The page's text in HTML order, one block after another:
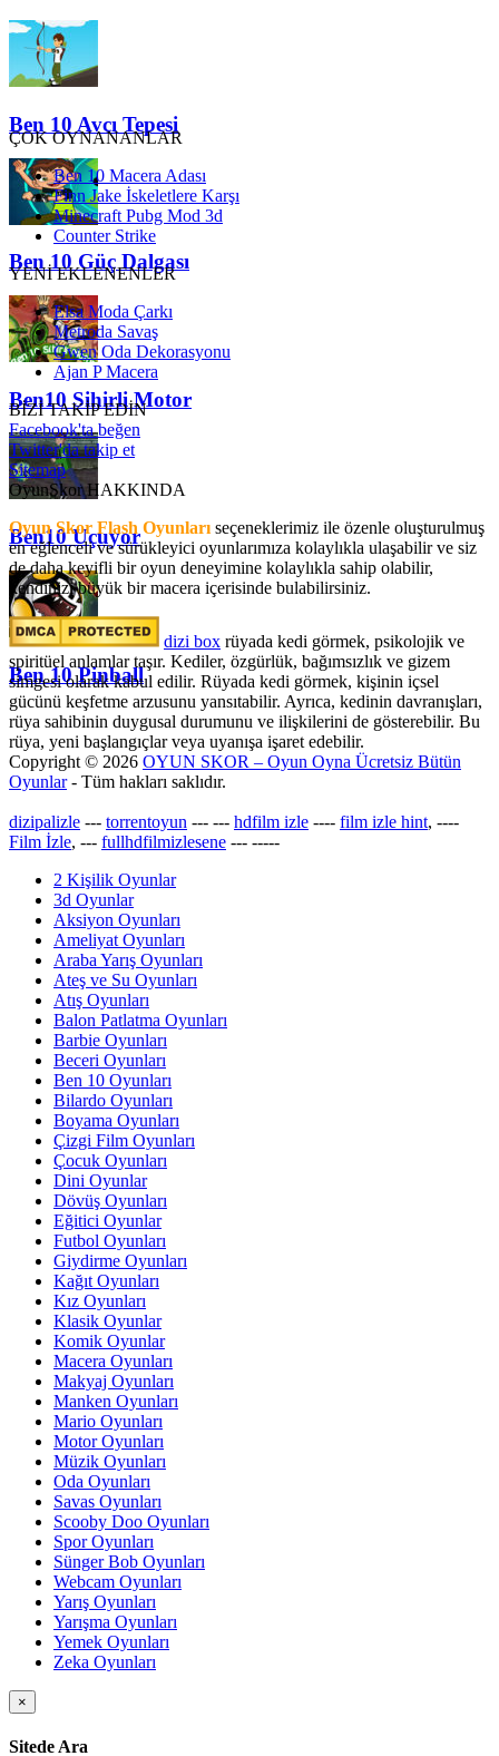
Ben 10 Avcı Tepesi
Ben 10 Güç Dalgası
Ben10 Sihirli Motor
Ben10 Uçuyor
Ben 10 Pinball
ÇOK OYNANANLAR
Ben 10 Macera Adası
Finn Jake İskeletlere Karşı
Minecraft Pubg Mod 3d
Counter Strike
YENİ EKLENENLER
Elsa Moda Çarkı
Metroda Savaş
Gwen Oda Dekorasyonu
Ajan P Macera
BİZİ TAKİP EDİN
Facebook'ta beğen
Twitter'da takip et
Sitemap
OyunSkor HAKKINDA
Oyun Skor Flash Oyunları seçeneklerimiz ile özenle oluşturulmuş
en eğlenceli ve sürükleyici oyunlarımıza kolaylıkla ulaşabilir ve siz
de daha keyifli bir oyun deneyimine kolaylıkla sahip olabilir,
kendinizi büyük bir macera içerisinde bulabilirsiniz.
dizi box rüyada kedi görmek​, psikolojik ve
spiritüel anlamlar taşır. Kediler, özgürlük, bağımsızlık ve gizem
simgesi olarak kabul edilir. Rüyada kedi görmek, kişinin içsel
gücünü keşfetme arzusunu yansıtabilir. Ayrıca, kedinin davranışları,
rüya sahibinin duygusal durumunu ve ilişkilerini de gösterebilir. Bu
rüya, yeni başlangıçlar veya uyanışa işaret edebilir.
Copyright © 2026 OYUN SKOR – Oyun Oyna Ücretsiz Bütün
Oyunlar- Tüm hakları saklıdır.
dizipalizle --- torrentoyun --- --- hdfilm izle ---- film izle hint, ----
Film İzle, --- fullhdfilmizlesene --- -----
2 Kişilik Oyunlar
3d Oyunlar
Aksiyon Oyunları
Ameliyat Oyunları
Araba Yarış Oyunları
Ateş ve Su Oyunları
Atış Oyunları
Balon Patlatma Oyunları
Barbie Oyunları
Beceri Oyunları
Ben 10 Oyunları
Bilardo Oyunları
Boyama Oyunları
Çizgi Film Oyunları
Çocuk Oyunları
Dini Oyunlar
Dövüş Oyunları
Eğitici Oyunlar
Futbol Oyunları
Giydirme Oyunları
Kağıt Oyunları
Kız Oyunları
Klasik Oyunlar
Komik Oyunlar
Macera Oyunları
Makyaj Oyunları
Manken Oyunları
Mario Oyunları
Motor Oyunları
Müzik Oyunları
Oda Oyunları
Savas Oyunları
Scooby Doo Oyunları
Spor Oyunları
Sünger Bob Oyunları
Webcam Oyunları
Yarış Oyunları
Yarışma Oyunları
Yemek Oyunları
Zeka Oyunları
×
Sitede Ara